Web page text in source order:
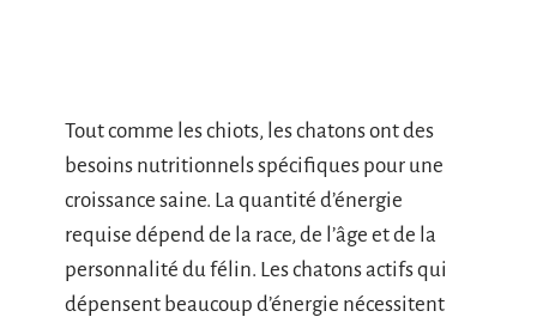
Tout comme les chiots, les chatons ont des
besoins nutritionnels spécifiques pour une
croissance saine. La quantité d’énergie
requise dépend de la race, de l’âge et de la
personnalité du félin. Les chatons actifs qui
dépensent beaucoup d’énergie nécessitent